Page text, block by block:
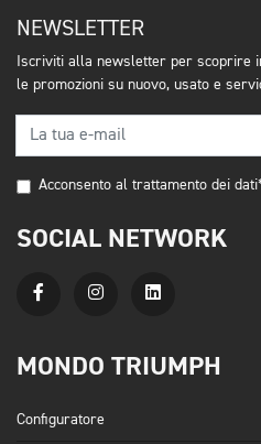
NEWSLETTER
Iscriviti alla newsletter per scoprire
le promozioni su nuovo, usato e
Acconsento al trattamento dei
SOCIAL NETWORK
MONDO TRIUMPH
Configuratore